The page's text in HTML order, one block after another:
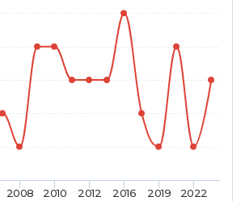
2008 2010 2012 2016 2019 2022